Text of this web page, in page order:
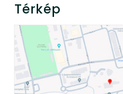
Térkép